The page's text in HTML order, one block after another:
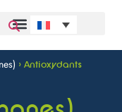
> Antioxydants